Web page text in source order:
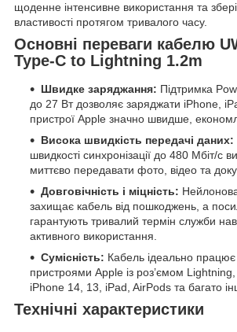
щоденне інтенсивне використання та
властивості протягом тривалого часу.
Основні переваги кабелю
Type-C to Lightning 1.2m
Швидке заряджання: Підтримка
до 27 Вт дозволяє заряджати iPhone,
пристрої Apple значно швидше,
Висока швидкість передачі даних:
швидкості синхронізації до 480 Мбіт/с
миттєво передавати фото, відео та
Довговічність і міцність:
захищає кабель від пошкоджень, а
гарантують тривалий термін служби
активного використання.
Сумісність: Кабель ідеально працює
пристроями Apple із роз’ємом
iPhone 14, 13, iPad, AirPods та багато
Технічні характеристики